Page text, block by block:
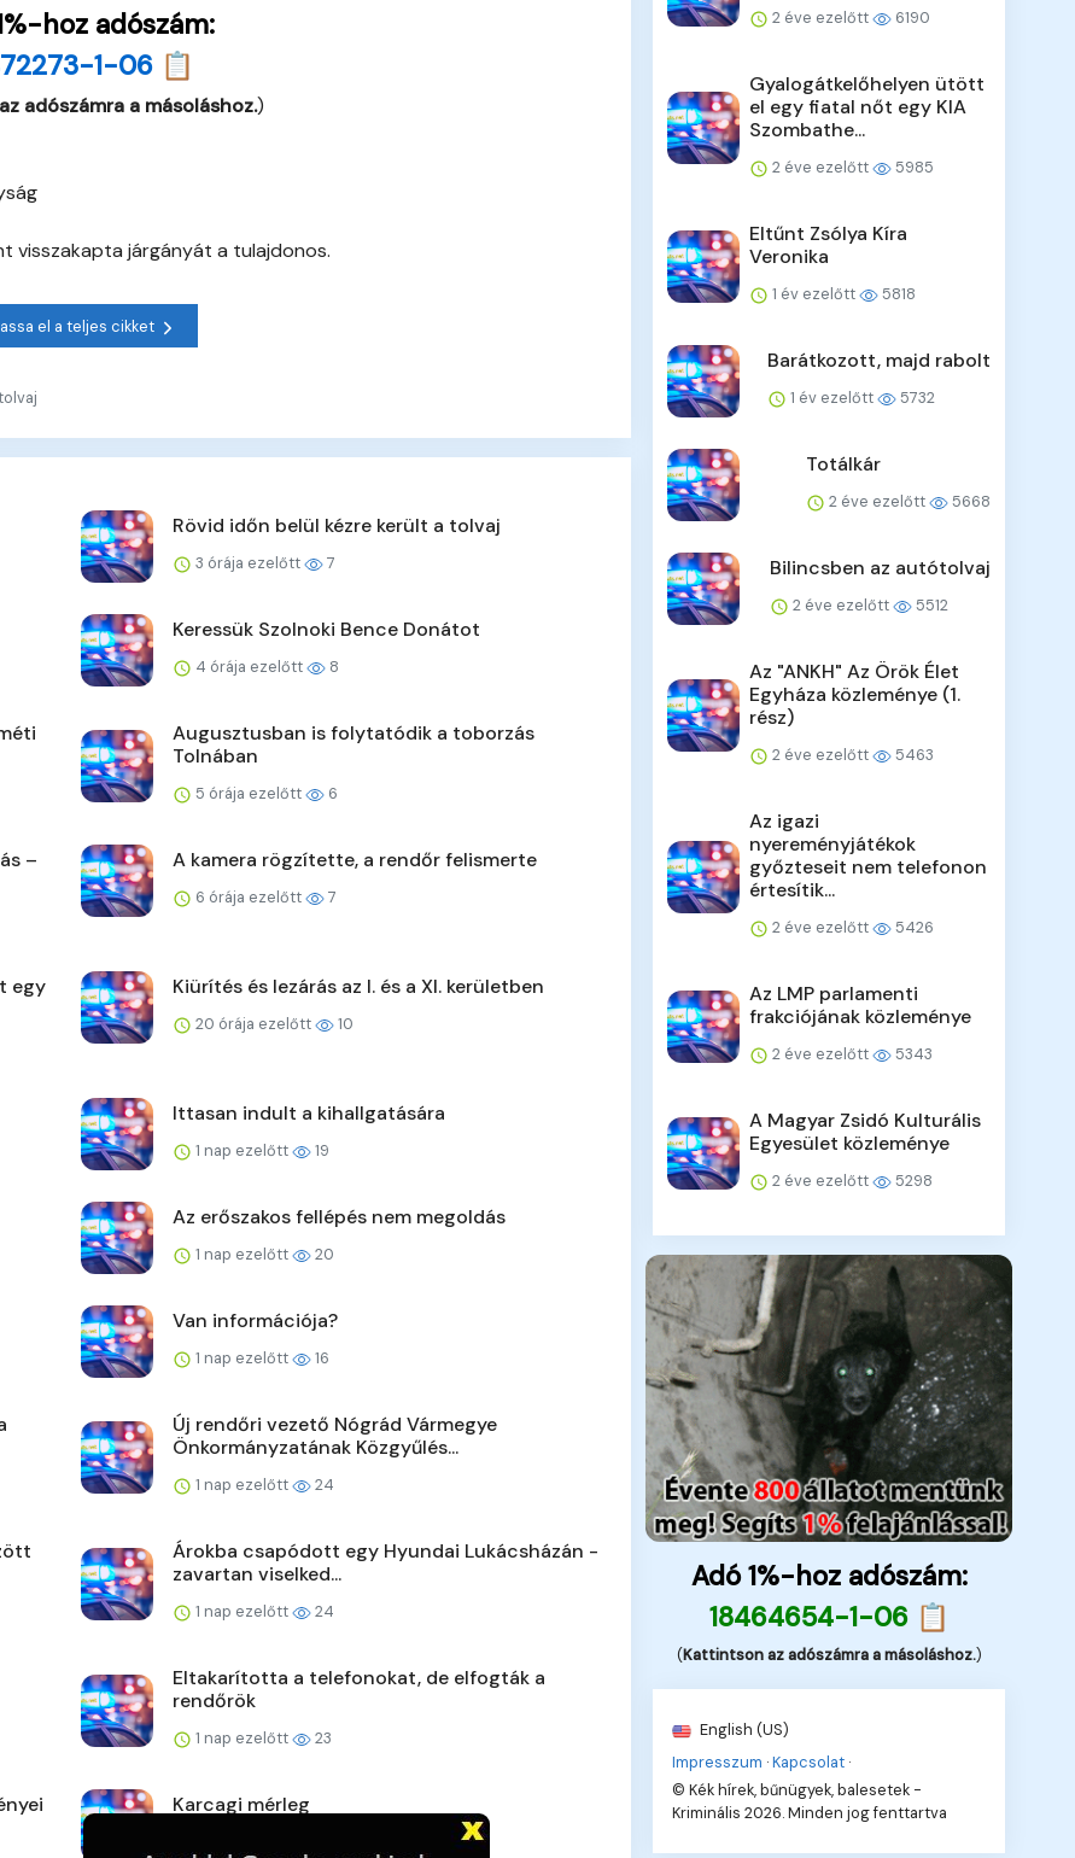
hoz adószám:
1-06 📋
adószámra a másoláshoz.)
visszakapta járgányát a tulajdonos.
el a teljes cikket
Rövid időn belül kézre került a tolvaj
3 órája ezelőtt 7
Keressük Szolnoki Bence Donátot
4 órája ezelőtt 8
Augusztusban is folytatódik a toborzás
Tolnában
5 órája ezelőtt 6
–
A kamera rögzítette, a rendőr felismerte
6 órája ezelőtt 7
egy
Kiürítés és lezárás az I. és a XI. kerületben
20 órája ezelőtt 10
Ittasan indult a kihallgatására
1 nap ezelőtt 19
Az erőszakos fellépés nem megoldás
1 nap ezelőtt 20
Van információja?
1 nap ezelőtt 16
Új rendőri vezető Nógrád Vármegye
Önkormányzatának Közgyűlés...
1 nap ezelőtt 24
Árokba csapódott egy Hyundai Lukácsházán -
zavartan viselked...
1 nap ezelőtt 24
Eltakarította a telefonokat, de elfogták a
rendőrök
1 nap ezelőtt 23
Karcagi mérleg
2 éve ezelőtt 6190
Gyalogátkelőhelyen ütött
el egy fiatal nőt egy KIA
Szombathe...
2 éve ezelőtt 5985
Eltűnt Zsólya Kíra
Veronika
1 év ezelőtt 5818
Barátkozott, majd rabolt
1 év ezelőtt 5732
Totálkár
2 éve ezelőtt 5668
Bilincsben az autótolvaj
2 éve ezelőtt 5512
Az "ANKH" Az Örök Élet
Egyháza közleménye (1.
rész)
2 éve ezelőtt 5463
Az igazi
nyereményjátékok
győzteseit nem telefonon
értesítik...
2 éve ezelőtt 5426
Az LMP parlamenti
frakciójának közleménye
2 éve ezelőtt 5343
A Magyar Zsidó Kulturális
Egyesület közleménye
2 éve ezelőtt 5298
Adó 1%-hoz adószám:
18464654-1-06 📋
(Kattintson az adószámra a másoláshoz.)
English (US)
Impresszum ·Kapcsolat ·
© Kék hírek, bűnügyek, balesetek -
Kriminális 2026. Minden jog fenttartva